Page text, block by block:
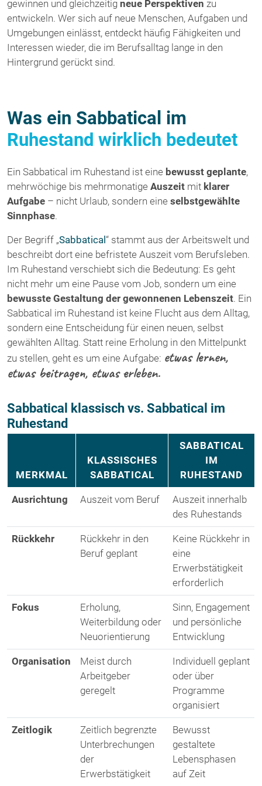
gewinnen und gleichzeitig neue Perspektiven zu
entwickeln. Wer sich auf neue Menschen, Aufgaben und
Umgebungen einlässt, entdeckt häufig Fähigkeiten und
Interessen wieder, die im Berufsalltag lange in den
Hintergrund gerückt sind.
Was ein Sabbatical im
Ruhestand wirklich bedeutet
Ein Sabbatical im Ruhestand ist eine bewusst geplante,
mehrwöchige bis mehrmonatige Auszeit mit klarer
Aufgabe – nicht Urlaub, sondern eine selbstgewählte
Sinnphase.
Der Begriff „Sabbatical“ stammt aus der Arbeitswelt und
beschreibt dort eine befristete Auszeit vom Berufsleben.
Im Ruhestand verschiebt sich die Bedeutung: Es geht
nicht mehr um eine Pause vom Job, sondern um eine
bewusste Gestaltung der gewonnenen Lebenszeit. Ein
Sabbatical im Ruhestand ist keine Flucht aus dem Alltag,
sondern eine Entscheidung für einen neuen, selbst
gewählten Alltag. Statt reine Erholung in den Mittelpunkt
zu stellen, geht es um eine Aufgabe: etwas lernen,
etwas beitragen, etwas erleben.
Sabbatical klassisch vs. Sabbatical im
Ruhestand
MERKMAL
KLASSISCHES
SABBATICAL
SABBATICAL
IM
RUHESTAND
Ausrichtung Auszeit vom Beruf
Auszeit innerhalb
des Ruhestands
Rückkehr
Rückkehr in den
Beruf geplant
Keine Rückkehr in
eine
Erwerbstätigkeit
erforderlich
Fokus
Erholung,
Weiterbildung oder
Neuorientierung
Sinn, Engagement
und persönliche
Entwicklung
Organisation
Meist durch
Arbeitgeber
geregelt
Individuell geplant
oder über
Programme
organisiert
Zeitlogik
Zeitlich begrenzte
Unterbrechungen
der
Erwerbstätigkeit
Bewusst
gestaltete
Lebensphasen
auf Zeit